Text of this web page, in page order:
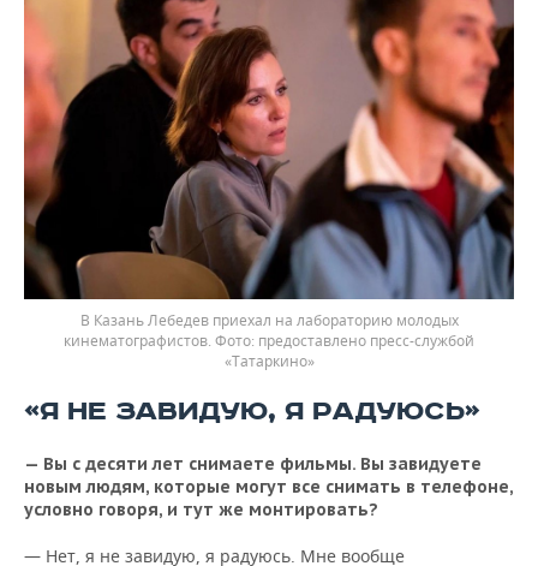
В Казань Лебедев приехал на лабораторию молодых
кинематографистов.
предоставлено пресс-службой
«Татаркино»
«Я НЕ ЗАВИДУЮ, Я РАДУЮСЬ»
— Вы с десяти лет снимаете фильмы. Вы завидуете
новым людям, которые могут все снимать в телефоне,
условно говоря, и тут же монтировать?
— Нет, я не завидую, я радуюсь. Мне вообще